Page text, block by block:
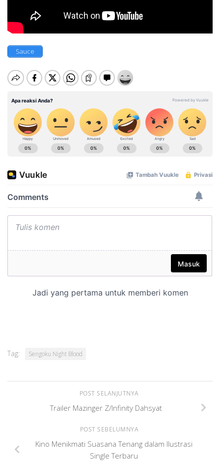
Sauce
Tag: Sengoku Night Blood
POST SELANJUTNYA
Trailer Mazinger Z/Infinity Dahsyat
POST SEBELUMNYA
Kino Menikmati Suasana Tenang dalam Ilustrasi
Single Terbaru